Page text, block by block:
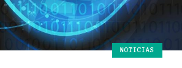
NOTICIAS